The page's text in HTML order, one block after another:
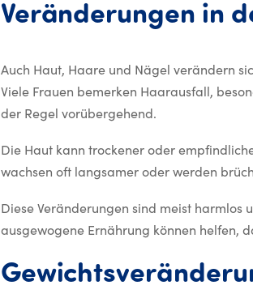
Veränderungen in
Auch Haut, Haare und Nägel verändern
Viele Frauen bemerken Haarausfall,
der Regel vorübergehend.
Die Haut kann trockener oder
wachsen oft langsamer oder werden
Diese Veränderungen sind meist harmlos
ausgewogene Ernährung können helfen,